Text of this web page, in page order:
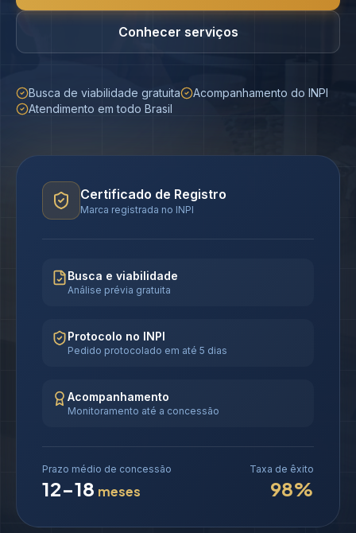
Conhecer serviços
Busca de viabilidade gratuita
Acompanhamento do INPI
Atendimento em todo Brasil
Certificado de Registro
Marca registrada no INPI
Busca e viabilidade
Análise prévia gratuita
Protocolo no INPI
Pedido protocolado em até 5 dias
Acompanhamento
Monitoramento até a concessão
Prazo médio de concessão
12-18 meses
Taxa de êxito
98%